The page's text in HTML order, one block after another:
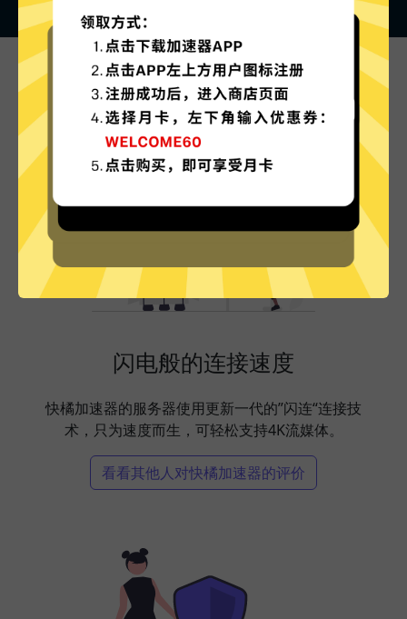
快橘加速器的特色
闪电般的连接速度
快橘加速器的服务器使用更新一代的”闪连“连接技
术，只为速度而生，可轻松支持4K流媒体。
看看其他人对快橘加速器的评价